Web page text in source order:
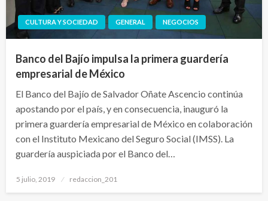
CULTURA Y SOCIEDAD GENERAL NEGOCIOS
Banco del Bajío impulsa la primera guardería
empresarial de México
El Banco del Bajío de Salvador Oñate Ascencio continúa
apostando por el país, y en consecuencia, inauguró la
primera guardería empresarial de México en colaboración
con el Instituto Mexicano del Seguro Social (IMSS). La
guardería auspiciada por el Banco del…
Publicado
5 julio, 2019 redaccion_201